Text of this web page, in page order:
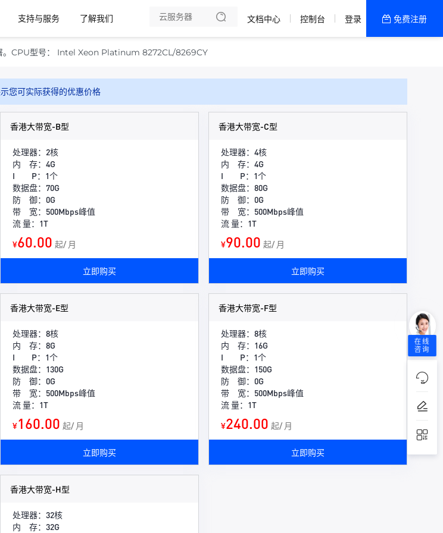
支持与服务
了解我们
美国T级防御
香港CN2 GIA 2区
特惠宝塔主机
文档中心 控制台 登录 免费注册
。CPU型号： Intel Xeon Platinum 8272CL/8269CY
您可实际获得的优惠价格
香港大带宽-B型
处理器：2核
内 存：4G
I P：1个
数据盘：70G
防 御：0G
带 宽：500Mbps峰值
流 量：1T
¥60.00 起/ 月
立即购买
香港大带宽-C型
处理器：4核
内 存：4G
I P：1个
数据盘：80G
防 御：0G
带 宽：500Mbps峰值
流 量：1T
¥90.00 起/ 月
立即购买
香港大带宽-E型
处理器：8核
内 存：8G
I P：1个
数据盘：130G
防 御：0G
带 宽：500Mbps峰值
流 量：1T
¥160.00 起/ 月
立即购买
香港大带宽-F型
处理器：8核
内 存：16G
I P：1个
数据盘：150G
防 御：0G
带 宽：500Mbps峰值
流 量：1T
¥240.00 起/ 月
立即购买
香港大带宽-H型
处理器：32核
内 存：32G
在线
咨询